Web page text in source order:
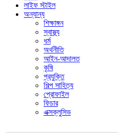
লাইফ স্টাইল
অন্যান্য
শিক্ষাঙ্গন
স্বাস্থ্য
ধর্ম
অর্থনীতি
আইন-আদালত
কৃষি
প্রযুক্তি
শিল্প সাহিত্য
প্রোফাইল
ফিচার
এক্সক্লুসিভ